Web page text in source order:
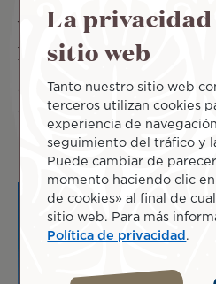
Vinos de Air Tahiti Nui
los premios Cellars in
9 Jun 2026
Air Tahiti Nui
de los premios Cellars in the
revista Business Leer más
La privacidad
sitio web
Tanto nuestro sitio web
terceros utilizan cookies
experiencia de
seguimiento del tráfico y
Puede cambiar de
momento haciendo clic
de cookies» al final de
sitio web. Para más
Política de privacidad